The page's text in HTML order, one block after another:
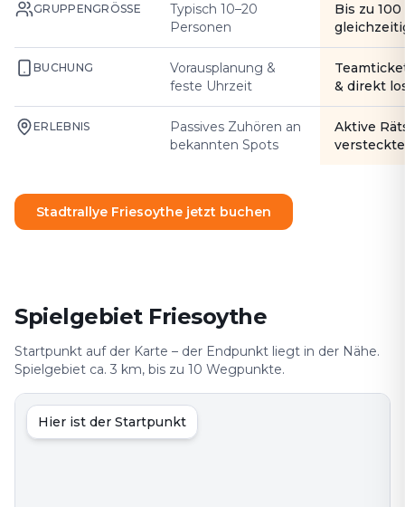
GRUPPENGRÖSSE
Typisch 10–20
Personen
Bis zu
BUCHUNG
Vorausplanung &
feste Uhrzeit
& direkt
ERLEBNIS
Passives Zuhören an
bekannten Spots
Aktive
Stadtrallye Friesoythe jetzt buchen
Spielgebiet Friesoythe
Startpunkt auf der Karte – der Endpunkt liegt in der Nähe.
Spielgebiet ca. 3 km, bis zu 10 Wegpunkte.
Hier ist der Startpunkt